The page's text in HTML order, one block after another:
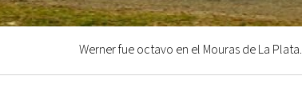
Werner fue octavo en el Mouras de La Plata.